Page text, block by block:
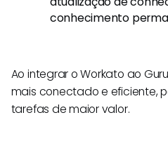
conhecimento
Ao integrar o Workato ao
mais conectado e eficiente,
tarefas de maior valor.